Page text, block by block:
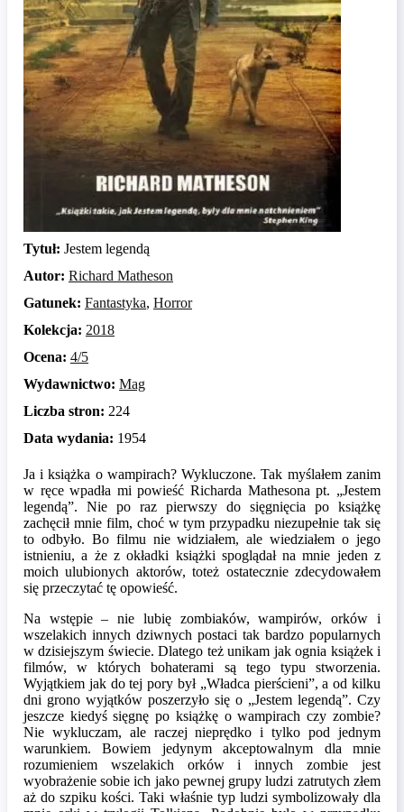
Tytuł: Jestem legendą
Autor: Richard Matheson
Gatunek: Fantastyka, Horror
Kolekcja: 2018
Ocena: 4/5
Wydawnictwo: Mag
Liczba stron: 224
Data wydania: 1954
Ja i książka o wampirach? Wykluczone. Tak myślałem zanim
w ręce wpadła mi powieść Richarda Mathesona pt. „Jestem
legendą”. Nie po raz pierwszy do sięgnięcia po książkę
zachęcił mnie film, choć w tym przypadku niezupełnie tak się
to odbyło. Bo filmu nie widziałem, ale wiedziałem o jego
istnieniu, a że z okładki książki spoglądał na mnie jeden z
moich ulubionych aktorów, toteż ostatecznie zdecydowałem
się przeczytać tę opowieść.
Na wstępie – nie lubię zombiaków, wampirów, orków i
wszelakich innych dziwnych postaci tak bardzo popularnych
w dzisiejszym świecie. Dlatego też unikam jak ognia książek i
filmów, w których bohaterami są tego typu stworzenia.
Wyjątkiem jak do tej pory był „Władca pierścieni”, a od kilku
dni grono wyjątków poszerzyło się o „Jestem legendą”. Czy
jeszcze kiedyś sięgnę po książkę o wampirach czy zombie?
Nie wykluczam, ale raczej nieprędko i tylko pod jednym
warunkiem. Bowiem jedynym akceptowalnym dla mnie
rozumieniem wszelakich orków i innych zombie jest
wyobrażenie sobie ich jako pewnej grupy ludzi zatrutych złem
aż do szpiku kości. Taki właśnie typ ludzi symbolizowały dla